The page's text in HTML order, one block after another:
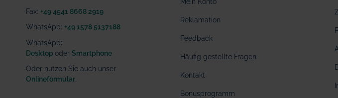
Fax: +49 4541 8668 2919
WhatsApp: +49 1578 5137188
WhatsApp:
Desktop oder Smartphone
Oder nutzen Sie auch unser
Onlineformular
Reklamation
Feedback
Häufig gestellte Fragen
Kontakt
Bonusprogramm